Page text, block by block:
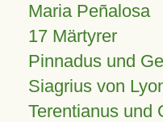
Maria Peñalosa
17 Märtyrer
Pinnadus und
Siagrius von
Terentianus und